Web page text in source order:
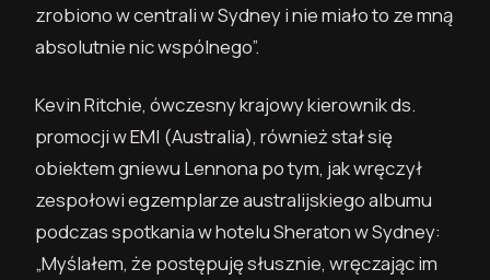
zrobiono w centrali w Sydney i nie miało to ze mną
absolutnie nic wspólnego”.
Kevin Ritchie, ówczesny krajowy kierownik ds.
promocji w EMI (Australia), również stał się
obiektem gniewu Lennona po tym, jak wręczył
zespołowi egzemplarze australijskiego albumu
podczas spotkania w hotelu Sheraton w Sydney:
„Myślałem, że postępuję słusznie, wręczając im